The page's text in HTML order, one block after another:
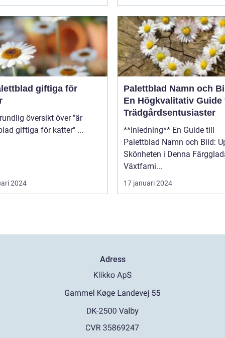
giftiga för
palettblad giftiga för katter" ...
2024
Palettblad Namn och
En Högkvalitativ Guide
Trädgårdsentusiaster
**Inledning** En Guide till
Palettblad Namn och Bild:
Skönheten i Denna
Växtfami...
17 januari 2024
Adress